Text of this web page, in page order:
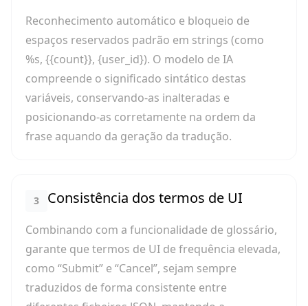
Reconhecimento automático e bloqueio de
espaços reservados padrão em strings (como
%s, {{count}}, {user_id}). O modelo de IA
compreende o significado sintático destas
variáveis, conservando-as inalteradas e
posicionando-as corretamente na ordem da
frase aquando da geração da tradução.
3 Consistência dos termos de UI
Combinando com a funcionalidade de glossário,
garante que termos de UI de frequência elevada,
como “Submit” e “Cancel”, sejam sempre
traduzidos de forma consistente entre